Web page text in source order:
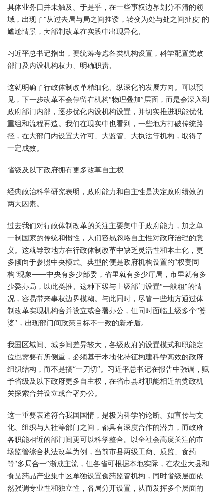
具体业务口并未触及。于是乎，在一些事权边界划分不清的领
域，出现了“从过去局与局之间推诿，转变为处与处之间扯皮”的
尴尬情景，大部制改革在实践中出现异化。
习近平总书记指出，要统筹考虑各类机构设置，科学配置党政
部门及内设机构权力、明确职责。
这就明确了行政体制改革精细化、纵深化的发展方向。可以预
见，下一步改革不会停留在机构“物理叠加”层面，而是会深入到
政府部门内部，逐步优化内设机构设置，并切实推进职能优化
重组和流程再造。我们在现实中也看到，一些地方打破传统路
径，在大部门内设置大许可、大监管、大执法等机构，取得了
一定成效。
省级及以下政府拥有更多改革自主权
经典政治科学研究表明，政府能力和自主性是决定政府绩效的
两大因素。
过去我们对行政体制改革的关注主要集中于政府能力，加之单
一制国家的传统和惯性，人们容易忽略自主性对政府治理的意
义。这就导致地方在行政体制改革中缺乏灵活性和本土化，更
多倾向于参照中央模式。典型的便是政府机构设置的“权责同
构”现象——中央有多少部委，省里就有多少厅局，市里就有多
少委办局，以此类推。这种下级与上级部门设置“一般粗”的情
况，容易带来事权边界模糊。与此同时，尽管一些地方通过体
制改革实现机构合并设立或合署办公，但同时面临上级多个“婆
婆”，出现部门间政策目标不一致的新矛盾。
我国区域间、城乡间差异较大，各级政府的设置模式和职能定
位也需要有所侧重，必须基于本地化特征构建科学高效的政府
组织结构，而不是搞“一刀切”。习近平总书记在报告中强调，赋
予省级及以下政府更多自主权，在省市县对职能相近的党政机
关探索合并设立或合署办公。
这一重要表述符合我国国情，是极为科学的论断。如宣传与文
化、组织与人社等部门之间，都具有深度合作的潜力，而政府
各职能相近的部门间更可以科学整合。以全社会高度关注的市
场监管综合执法改革为例，当前市县两级工商、质监、食药
等“多局合一”渐成主流，但各省可根据本地实际，在农业大县和
食品药品产业集中区单独设置食药监管机构，同时省级层面依
然强调专业性和独立性，各局分开设置，从而发挥多个层面的